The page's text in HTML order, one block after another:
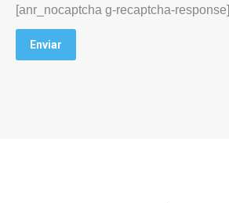
[anr_nocaptcha g-recaptcha-response]